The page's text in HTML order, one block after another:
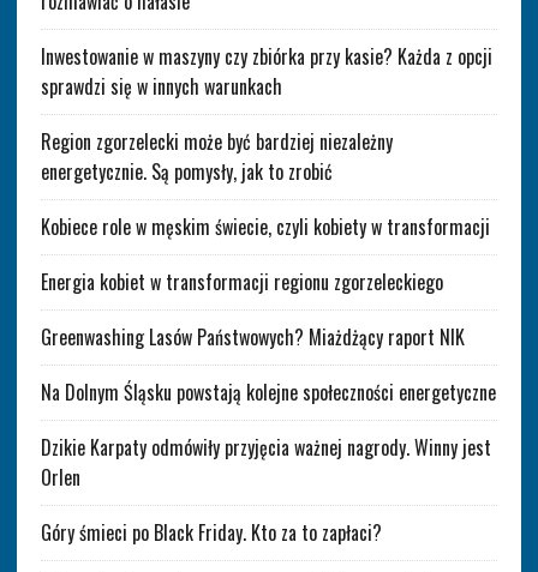
Inwestowanie w maszyny czy zbiórka przy kasie? Każda z opcji
sprawdzi się w innych warunkach
Region zgorzelecki może być bardziej niezależny
energetycznie. Są pomysły, jak to zrobić
Kobiece role w męskim świecie, czyli kobiety w transformacji
Energia kobiet w transformacji regionu zgorzeleckiego
Greenwashing Lasów Państwowych? Miażdżący raport NIK
Na Dolnym Śląsku powstają kolejne społeczności energetyczne
Dzikie Karpaty odmówiły przyjęcia ważnej nagrody. Winny jest
Orlen
Góry śmieci po Black Friday. Kto za to zapłaci?